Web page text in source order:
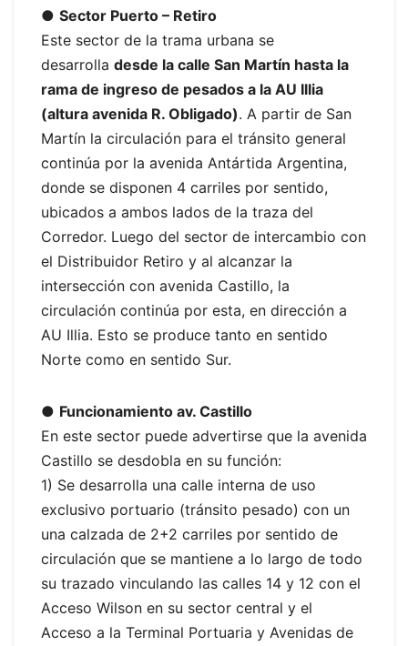
● Sector Puerto – Retiro
Este sector de la trama urbana se
desarrolla desde la calle San Martín hasta la
rama de ingreso de pesados a la AU Illia
(altura avenida R. Obligado). A partir de San
Martín la circulación para el tránsito general
continúa por la avenida Antártida Argentina,
donde se disponen 4 carriles por sentido,
ubicados a ambos lados de la traza del
Corredor. Luego del sector de intercambio con
el Distribuidor Retiro y al alcanzar la
intersección con avenida Castillo, la
circulación continúa por esta, en dirección a
AU Illia. Esto se produce tanto en sentido
Norte como en sentido Sur.
● Funcionamiento av. Castillo
En este sector puede advertirse que la avenida
Castillo se desdobla en su función:
1) Se desarrolla una calle interna de uso
exclusivo portuario (tránsito pesado) con un
una calzada de 2+2 carriles por sentido de
circulación que se mantiene a lo largo de todo
su trazado vinculando las calles 14 y 12 con el
Acceso Wilson en su sector central y el
Acceso a la Terminal Portuaria y Avenidas de